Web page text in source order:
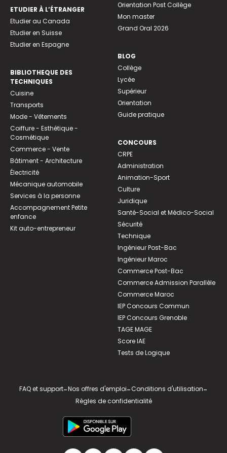
ETUDIER À L’ÉTRANGER
Etudier au Canada
Etudier en Suisse
Etudier en Espagne
BIBLIOTHEQUE DES
TECHNIQUES
Cuisine
Transports
Mode - Vêtements
Coiffure - Esthétique -
Cosmétique
Commerce - Vente
Bâtiment - Architecture
Électricité
Mécanique automobile
Services à la personne
Accompagnement Petite
enfance
Kit auto-entrepreneur
Orientation Post Collège
Mon master
Grand Oral 2026
BLOG
Collège
Lycée
Supérieur
Orientation
Guide pratique
CONCOURS
CRPE
Administration
Animation-Sport
Culture
Juridique
Santé-Social et Médico-Social
Sécurité
Technique
Ingénieur Post-Bac
Ingénieur Maroc
Commerce Post-Bac
Commerce Admission Parallèle
Commerce Maroc
IEP Concours Commun
IEP Concours Grenoble
TAGE MAGE
Score IAE
Tests de Logique
FAQ et support-Nos offres d'emploi-Conditions d'utilisation-
Règles de confidentialité